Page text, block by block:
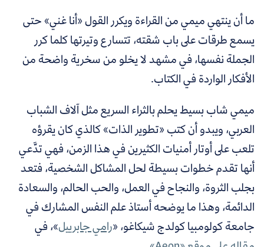
ما أن ينتهي ميمي من القراءة ويكرر القول «أنا غني» حتى
يسمع طرقات على باب شقته، تتسارع وتيرتها كلما كرر
الجملة نفسها، في مشهد لا يخلو من سخرية واضحة من
الأفكار الواردة في الكتاب.
ميمي شاب بسيط يحلم بالثراء السريع مثل آلاف الشباب
العربي، ويبدو أن كتب «تطوير الذات» كالذي كان يقرؤه
تلعب على أوتار أمنيات الكثيرين في هذا الزمن، فهي تدَّعي
أنها تقدم خطوات بسيطة لحل المشاكل الشخصية، فتعد
بجلب الثروة، والنجاح في العمل، والحب الحالم، والسعادة
الدائمة، وهذا ما يوضحهأستاذ علم النفس المشارك في
جامعة كولومبيا كولدج شيكاغو،«رامي جابرييل»،في